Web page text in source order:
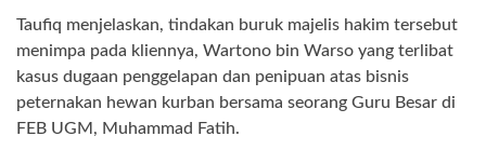
Taufiq menjelaskan, tindakan buruk majelis hakim tersebut
menimpa pada kliennya, Wartono bin Warso yang terlibat
kasus dugaan penggelapan dan penipuan atas bisnis
peternakan hewan kurban bersama seorang Guru Besar di
FEB UGM, Muhammad Fatih.